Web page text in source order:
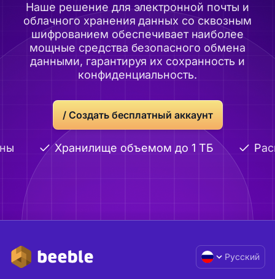
Наше решение для электронной почты и
облачного хранения данных со сквозным
шифрованием обеспечивает наиболее
мощные средства безопасного обмена
данными, гарантируя их сохранность и
конфиденциальность.
/ Создать бесплатный аккаунт
Хранилище объемом до 1 ТБ
Русский